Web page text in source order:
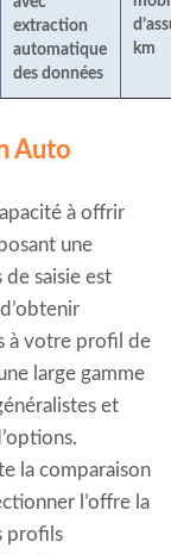
extraction
automatique
des données
km
Auto
à offrir
une
saisie est
à votre profil de
large gamme
et
la comparaison
l’offre la
profils